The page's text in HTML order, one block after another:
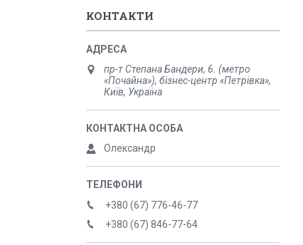
КОНТАКТИ
пр-т Степана Бандери, 6. (метро
«Почайна»), бізнес-центр «Петрівка»,
Київ, Україна
Олександр
+380 (67) 776-46-77
+380 (67) 846-77-64